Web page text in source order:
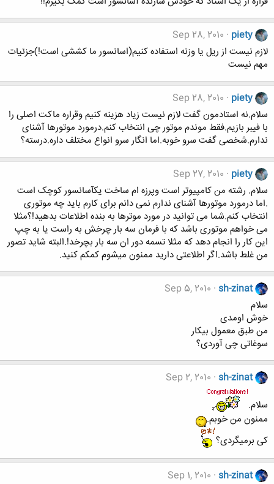
piety
Sep 28, 2010
لازم نیست از ریل یا وزنه استفاده کنیم(اسانسور ما کششی است!)جزئیات
مهم نیست
piety
Sep 28, 2010
سلام.نه استادمون گفت لازم نیست زیاد هزینه کنیم وقراره ماکت اصلی را
با فیبر بازیم.فقط موندم موتور چی انتخاب کنم.درمورد موتورها آشنای
ندارم.شخصی گفت سرو خوبه.اما انگار سرو انواع مختلف داره.درسته؟
piety
Sep 27, 2010
سلام. رشته من کامپیوتر است وپرزه ام ساخت یکآسانسور کوچک است
.اما درمورد موتورها آشنای ندارم نمی دانم برای کارم باید چه موتوری
انتخاب کنم.شما می توانید در مورد موترها به بنده اطلاعات بدهید!؟مثلا
می خواهم موتوری باشد که با فرمان سه بار چرخش به راست یا به چپ
این کار را انجام دهد که مثلا تسمه دور ان سه بار بچرخد!.البته شاید تصور
من غلط باشد.اگر اطلاعتی دارید ممنون میشوم کمکم کنید.
sh-zinat
Sep 5, 2010
سلام
خوش اومدی
من طبق معمول بیکار
سوغاتی چی آوردی؟
sh-zinat
Sep 2, 2010
سلام.
ممنون من خوبم.
کی برمیگردی؟
sh-zinat
Sep 1, 2010